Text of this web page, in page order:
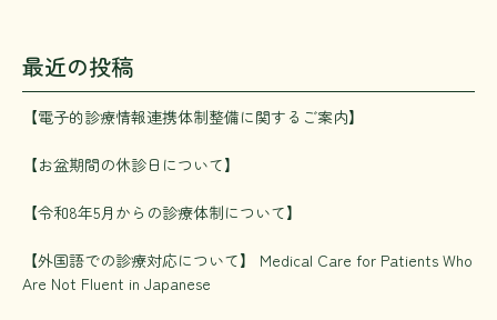
最近の投稿
【電子的診療情報連携体制整備に関するご案内】
【お盆期間の休診日について】
【令和8年5月からの診療体制について】
【外国語での診療対応について】 Medical Care for Patients Who
Are Not Fluent in Japanese